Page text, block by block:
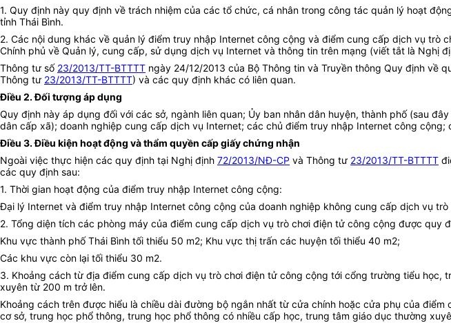
1. Quy định này quy định về trách nhiệm của các tổ chức, cá nhân trong công tác quản lý hoạt
tỉnh Thái Bình.
2. Các nội dung khác về quản lý điểm truy nhập Internet công cộng và điểm cung cấp dịch vụ trò
Chính phủ về Quản lý, cung cấp, sử dụng dịch vụ Internet và thông tin trên mạng (viết tắt là Nghị
Thông tư số 23/2013/TT-BTTTT ngày 24/12/2013 của Bộ Thông tin và Truyền thông Quy định về
Thông tư 23/2013/TT-BTTTT) và các quy định khác có liên quan.
Điều 2. Đối tượng áp dụng
Quy định này áp dụng đối với các sở, ngành liên quan; Ủy ban nhân dân huyện, thành phố (sau
dân cấp xã); doanh nghiệp cung cấp dịch vụ Internet; các chủ điểm truy nhập Internet công
Điều 3. Điều kiện hoạt động và thẩm quyền cấp giấy chứng nhận
Ngoài việc thực hiện các quy định tại Nghị định 72/2013/NĐ-CP và Thông tư 23/2013/TT-BTTTT
các quy định sau:
1. Thời gian hoạt động của điểm truy nhập Internet công cộng:
Đại lý Internet và điểm truy nhập Internet công cộng của doanh nghiệp không cung cấp dịch vụ
2. Tổng diện tích các phòng máy của điểm cung cấp dịch vụ trò chơi điện tử công cộng được quy
Khu vực thành phố Thái Bình tối thiểu 50 m2; Khu vực thị trấn các huyện tối thiểu 40 m2;
Các khu vực còn lại tối thiểu 30 m2.
3. Khoảng cách từ địa điểm cung cấp dịch vụ trò chơi điện tử công cộng tới cổng trường tiểu
xuyên từ 200 m trở lên.
Khoảng cách trên được hiểu là chiều dài đường bộ ngắn nhất từ cửa chính hoặc cửa phụ của
cơ sở, trung học phổ thông, trung học phổ thông có nhiều cấp học, trung tâm giáo dục thường